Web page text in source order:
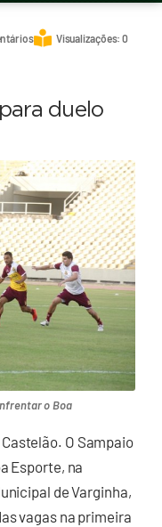
Visualizações: 0
duelo
o Boa
O Sampaio
Esporte, na
de Varginha,
vagas na primeira